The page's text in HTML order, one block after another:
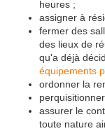
heures ;
assigner à
fermer des
des lieux de
qu'a déjà
équipements
ordonner la
assurer le
toute nature